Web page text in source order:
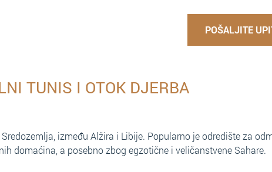
POŠALJITE
TUNIS I OTOK DJERBA
između Alžira i Libije. Popularno je odredište za
domaćina, a posebno zbog egzotične i veličanstvene Sahare.